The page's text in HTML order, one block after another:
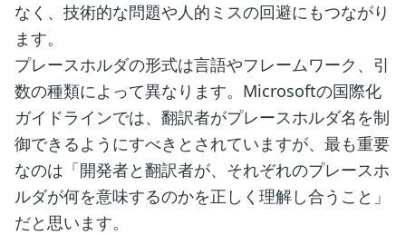
なく、技術的な問題や人的ミスの回避にもつながり
ます。
プレースホルダの形式は言語やフレームワーク、引
数の種類によって異なります。Microsoftの国際化
ガイドラインでは、翻訳者がプレースホルダ名を制
御できるようにすべきとされていますが、最も重要
なのは「開発者と翻訳者が、それぞれのプレースホ
ルダが何を意味するのかを正しく理解し合うこと」
だと思います。